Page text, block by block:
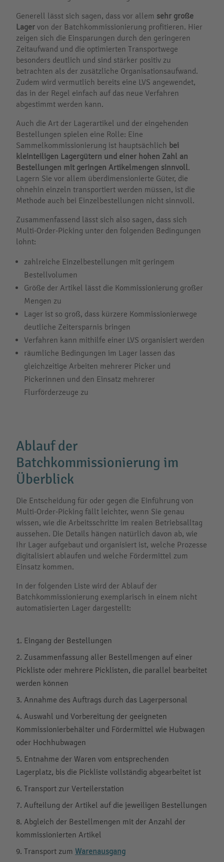
Generell lässt sich sagen, dass vor allem sehr große
Lager von der Batchkommissionierung profitieren. Hier
zeigen sich die Einsparungen durch den geringeren
Zeitaufwand und die optimierten Transportwege
besonders deutlich und sind stärker positiv zu
betrachten als der zusätzliche Organisationsaufwand.
Zudem wird vermutlich bereits eine LVS angewendet,
das in der Regel einfach auf das neue Verfahren
abgestimmt werden kann.
Auch die Art der Lagerartikel und der eingehenden
Bestellungen spielen eine Rolle: Eine
Sammelkommissionierung ist hauptsächlich bei
kleinteiligen Lagergütern und einer hohen Zahl an
Bestellungen mit geringen Artikelmengen sinnvoll.
Lagern Sie vor allem überdimensionierte Güter, die
ohnehin einzeln transportiert werden müssen, ist die
Methode auch bei Einzelbestellungen nicht sinnvoll.
Zusammenfassend lässt sich also sagen, dass sich
Multi-Order-Picking unter den folgenden Bedingungen
lohnt:
zahlreiche Einzelbestellungen mit geringem
Bestellvolumen
Größe der Artikel lässt die Kommissionierung großer
Mengen zu
Lager ist so groß, dass kürzere Kommissionierwege
deutliche Zeitersparnis bringen
Verfahren kann mithilfe einer LVS organisiert werden
räumliche Bedingungen im Lager lassen das
gleichzeitige Arbeiten mehrerer Picker und
Pickerinnen und den Einsatz mehrerer
Flurförderzeuge zu
Ablauf der
Batchkommissionierung im
Überblick
Die Entscheidung für oder gegen die Einführung von
Multi-Order-Picking fällt leichter, wenn Sie genau
wissen, wie die Arbeitsschritte im realen Betriebsalltag
aussehen. Die Details hängen natürlich davon ab, wie
Ihr Lager aufgebaut und organisiert ist, welche Prozesse
digitalisiert ablaufen und welche Fördermittel zum
Einsatz kommen.
In der folgenden Liste wird der Ablauf der
Batchkommissionierung exemplarisch in einem nicht
automatisierten Lager dargestellt:
Eingang der Bestellungen
Zusammenfassung aller Bestellmengen auf einer
Pickliste oder mehrere Picklisten, die parallel bearbeitet
werden können
Annahme des Auftrags durch das Lagerpersonal
Auswahl und Vorbereitung der geeigneten
Kommissionierbehälter und Fördermittel wie Hubwagen
oder Hochhubwagen
Entnahme der Waren vom entsprechenden
Lagerplatz, bis die Pickliste vollständig abgearbeitet ist
Transport zur Verteilerstation
Aufteilung der Artikel auf die jeweiligen Bestellungen
Abgleich der Bestellmengen mit der Anzahl der
kommissionierten Artikel
Transport zum Warenausgang